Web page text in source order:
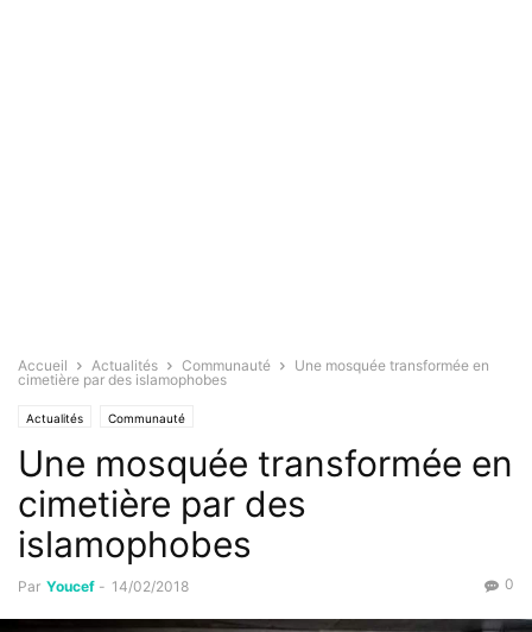
Accueil Actualités Communauté
Une mosquée transformée en
cimetière par des islamophobes
Actualités Communauté
Une mosquée transformée en
cimetière par des
islamophobes
Par Youcef - 14/02/2018 0